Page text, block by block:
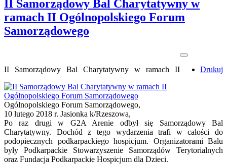
II Samorządowy Bal Charytatywny w
ramach II Ogólnopolskiego Forum
Samorządowego
Drukuj
II Samorządowy Bal Charytatywny w ramach II
Ogólnopolskiego Forum Samorządowego,
10 lutego 2018 r. Jasionka k/Rzeszowa,
Po raz drugi w G2A Arenie odbył się Samorządowy Bal
Charytatywny. Dochód z tego wydarzenia trafi w całości do
podopiecznych podkarpackiego hospicjum. Organizatorami Balu
były Podkarpackie Stowarzyszenie Samorządów Terytorialnych
oraz Fundacja Podkarpackie Hospicjum dla Dzieci.